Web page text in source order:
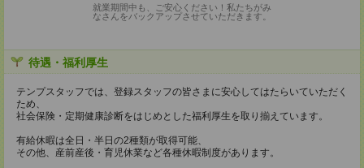
就業期間中も、ご安心ください！私たちがみ
なさんをバックアップさせていただきます。
待遇・福利厚生
テンプスタッフでは、登録スタッフの皆さまに安心してはたらいていただく
ため、
社会保険・定期健康診断をはじめとした福利厚生を取り揃えています。
有給休暇は全日・半日の2種類が取得可能、
その他、産前産後・育児休業など各種休暇制度があります。